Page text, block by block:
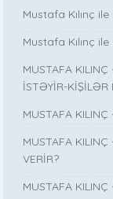
Mustafa Kılınç
Mustafa Kılınç
MUSTAFA
İSTƏYİR-KİŞİLƏR
MUSTAFA
MUSTAFA KILINÇ
VERİR?
MUSTAFA